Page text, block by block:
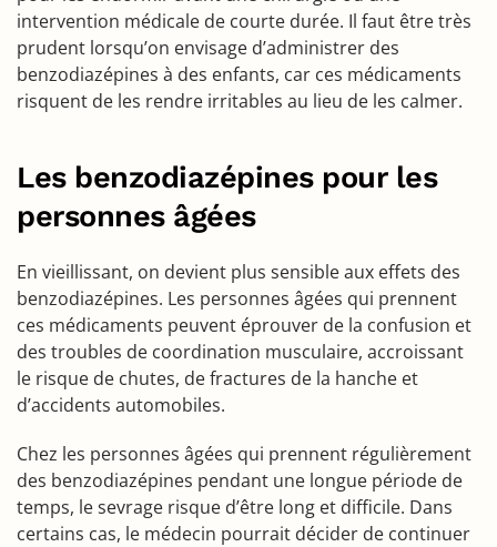
intervention médicale de courte durée. Il faut être très
prudent lorsqu’on envisage d’administrer des
benzodiazépines à des enfants, car ces médicaments
risquent de les rendre irritables au lieu de les calmer.
Les benzodiazépines pour les
personnes âgées
En vieillissant, on devient plus sensible aux effets des
benzodiazépines. Les personnes âgées qui prennent
ces médicaments peuvent éprouver de la confusion et
des troubles de coordination musculaire, accroissant
le risque de chutes, de fractures de la hanche et
d’accidents automobiles.
Chez les personnes âgées qui prennent régulièrement
des benzodiazépines pendant une longue période de
temps, le sevrage risque d’être long et difficile. Dans
certains cas, le médecin pourrait décider de continuer